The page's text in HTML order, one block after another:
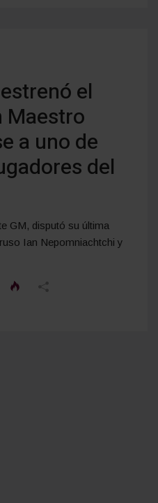
el
Maestro
a uno de
del
GM, disputó su última
Ian Nepomniachtchi y